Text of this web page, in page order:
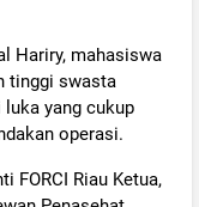
Hariry, mahasiswa
tinggi swasta
luka yang cukup
operasi.
FORCI Riau Ketua,